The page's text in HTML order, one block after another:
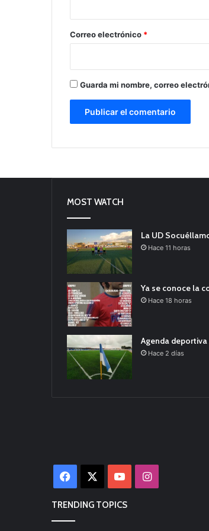
*
Correo electrónico *
Guarda mi nombre, correo
MOST WATCH
La UD
Hace 11 horas
Ya se conoce la
Hace 18 horas
Agenda
Hace 2 días
Facebook YouTubeInstagram
TRENDING TOPICS